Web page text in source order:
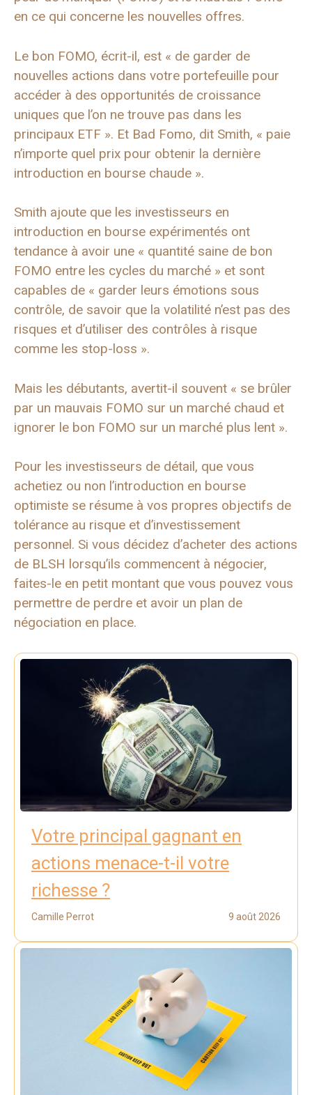
en ce qui concerne les nouvelles offres.
Le bon FOMO, écrit-il, est « de garder de
nouvelles actions dans votre portefeuille pour
accéder à des opportunités de croissance
uniques que l’on ne trouve pas dans les
principaux ETF ». Et Bad Fomo, dit Smith, « paie
n’importe quel prix pour obtenir la dernière
introduction en bourse chaude ».
Smith ajoute que les investisseurs en
introduction en bourse expérimentés ont
tendance à avoir une « quantité saine de bon
FOMO entre les cycles du marché » et sont
capables de « garder leurs émotions sous
contrôle, de savoir que la volatilité n’est pas des
risques et d’utiliser des contrôles à risque
comme les stop-loss ».
Mais les débutants, avertit-il souvent « se brûler
par un mauvais FOMO sur un marché chaud et
ignorer le bon FOMO sur un marché plus lent ».
Pour les investisseurs de détail, que vous
achetiez ou non l’introduction en bourse
optimiste se résume à vos propres objectifs de
tolérance au risque et d’investissement
personnel. Si vous décidez d’acheter des actions
de BLSH lorsqu’ils commencent à négocier,
faites-le en petit montant que vous pouvez vous
permettre de perdre et avoir un plan de
négociation en place.
Votre principal gagnant en
actions menace-t-il votre
richesse ?
Camille Perrot 9 août 2026